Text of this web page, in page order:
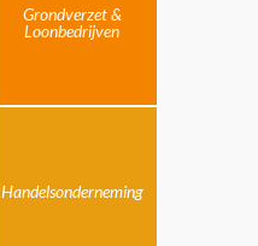
Grondverzet &
Loonbedrijven
Handelsonderneming